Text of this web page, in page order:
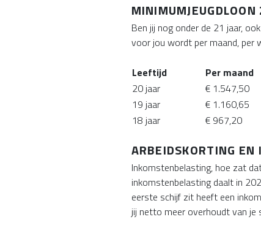
Ben jij nog onder de 21 jaar,
voor jou wordt per maand, per
Leeftijd Per maand
20 jaar
€ 1.547,50
19 jaar
€ 1.160,65
18 jaar
€ 967,20
ARBEIDSKORTING
Inkomstenbelasting, hoe zat
inkomstenbelasting daalt in
eerste schijf zit heeft een
jij netto meer overhoudt van je